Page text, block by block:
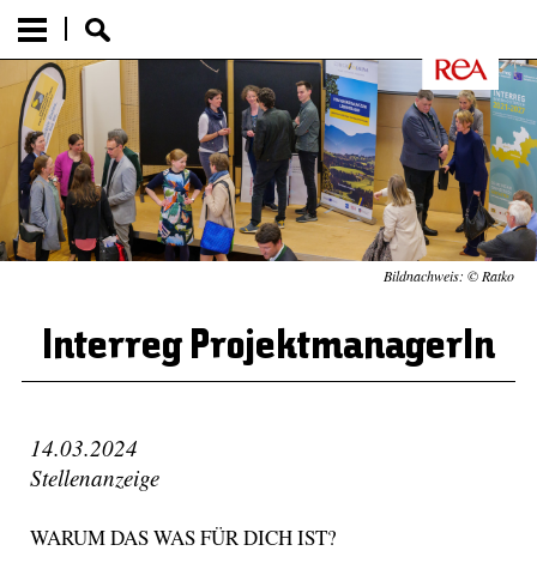
Bildnachweis: © Ratko
Interreg ProjektmanagerIn
14.03.2024
Stellenanzeige
WARUM DAS WAS FÜR DICH IST?